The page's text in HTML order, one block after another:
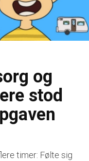
og
stod
timer: Følte sig